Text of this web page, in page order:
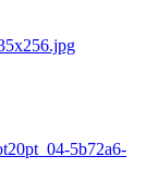
5b72a6-